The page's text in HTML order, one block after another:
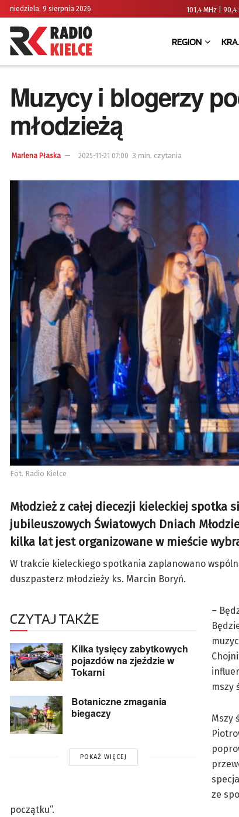
niedziela, 9 sierpnia 2026 101,4 MHz |
REGION
Muzycy i blogerzy
młodzieżą
Marlena Płaska 2025-11-21 07:00 3 min. czytania
Fot. Radio Kielce
Młodzież z całej diecezji kieleckiej spotka
jubileuszowych Światowych Dniach
kilka lat jest organizowane w mieście
W trakcie kieleckiego spotkania zaplanowano
duszpasterz młodzieży ks. Marcin Boryń.
CZYTAJ TAKŻE
Kilka tysięcy zabytkowych
pojazdów na zjeździe w
Tokarni
Botaniczne zmagania
biegaczy
POKAŻ WIĘCEJ
–
mszy
Mszy
ze
początku”.